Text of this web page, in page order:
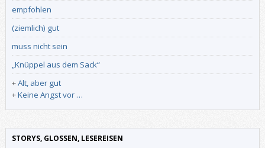
empfohlen
(ziemlich) gut
muss nicht sein
„Knüppel aus dem Sack“
+Alt, aber gut
+Keine Angst vor …
STORYS, GLOSSEN, LESEREISEN